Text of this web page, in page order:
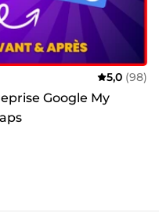
5,0 (98)
Google My